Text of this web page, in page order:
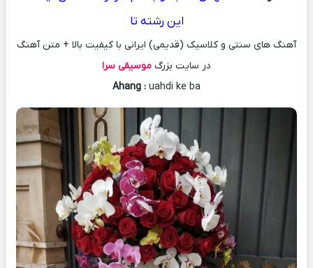
این رشته تا
آهنگ های سنتی و کلاسیک (قدیمی) ایرانی با کیفیت بالا + متن آهنگ
در سایت بزرگ موسیقی سرا
Ahang : uahdi ke ba